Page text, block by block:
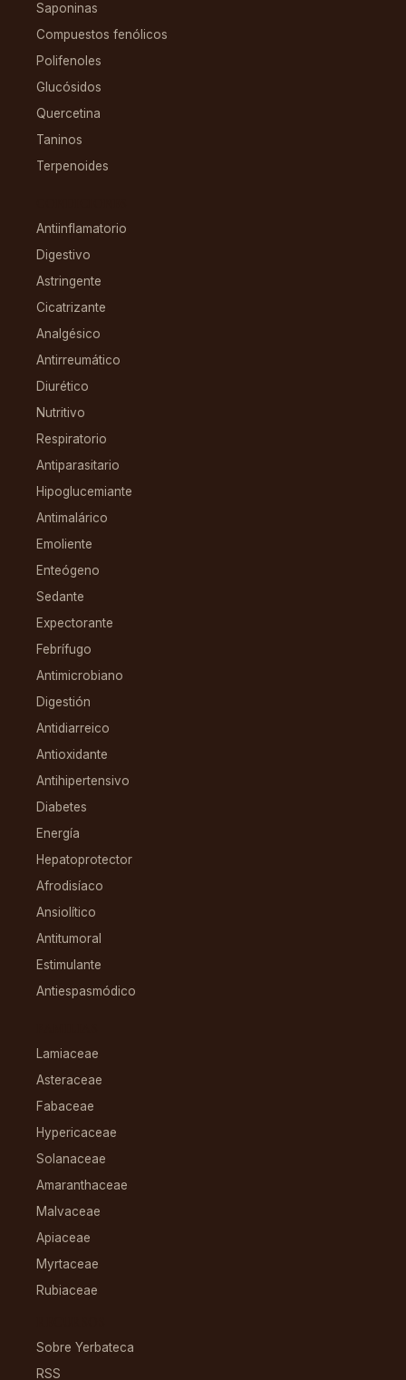
Saponinas
Compuestos fenólicos
Polifenoles
Glucósidos
Quercetina
Taninos
Terpenoides
Antiinflamatorio
Digestivo
Astringente
Cicatrizante
Analgésico
Antirreumático
Diurético
Nutritivo
Respiratorio
Antiparasitario
Hipoglucemiante
Antimalárico
Emoliente
Enteógeno
Sedante
Expectorante
Febrífugo
Antimicrobiano
Digestión
Antidiarreico
Antioxidante
Antihipertensivo
Diabetes
Energía
Hepatoprotector
Afrodisíaco
Ansiolítico
Antitumoral
Estimulante
Antiespasmódico
Lamiaceae
Asteraceae
Fabaceae
Hypericaceae
Solanaceae
Amaranthaceae
Malvaceae
Apiaceae
Myrtaceae
Rubiaceae
Sobre Yerbateca
RSS